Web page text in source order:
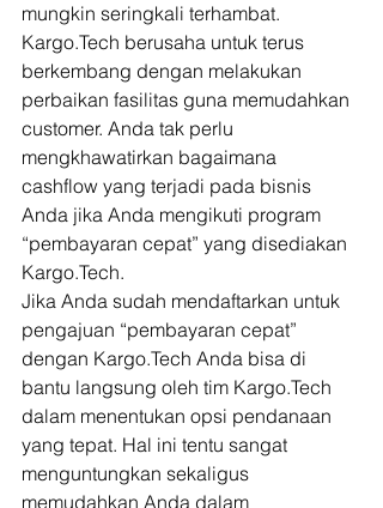
mungkin seringkali terhambat.
Kargo.Tech berusaha untuk terus
berkembang dengan melakukan
perbaikan fasilitas guna memudahkan
customer. Anda tak perlu
mengkhawatirkan bagaimana
cashflow yang terjadi pada bisnis
Anda jika Anda mengikuti program
“pembayaran cepat” yang disediakan
Kargo.Tech.
Jika Anda sudah mendaftarkan untuk
pengajuan “pembayaran cepat”
dengan Kargo.Tech Anda bisa di
bantu langsung oleh tim Kargo.Tech
dalam menentukan opsi pendanaan
yang tepat. Hal ini tentu sangat
menguntungkan sekaligus
memudahkan Anda dalam